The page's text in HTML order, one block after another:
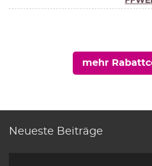
mehr
Neueste Beiträge